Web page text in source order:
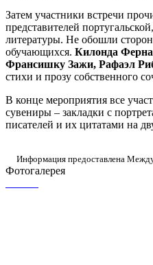
Затем участники встречи
представителей
литературы. Не обошли
обучающихся. Килонда
Франсишку Зажи, Рафаэл
стихи и прозу собственного
В конце мероприятия все
сувениры – закладки с
писателей и их цитатами на
Информация предоставлена
Фотогалерея